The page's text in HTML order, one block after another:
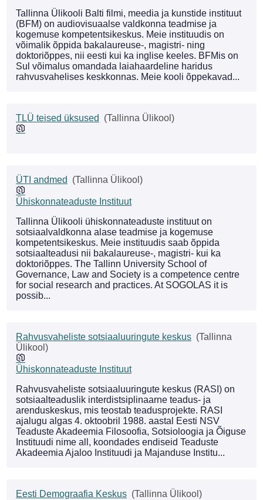
Tallinna Ülikooli Balti filmi, meedia ja kunstide instituut
(BFM) on audiovisuaalse valdkonna teadmise ja
kogemuse kompetentsikeskus. Meie instituudis on
võimalik õppida bakalaureuse-, magistri- ning
doktoriõppes, nii eesti kui ka inglise keeles. BFMis on
Sul võimalus omandada laiahaardeline haridus
rahvusvahelises keskkonnas. Meie kooli õppekavad...
TLÜ teised üksused (Tallinna Ülikool)
ÜTI andmed (Tallinna Ülikool)
Ühiskonnateaduste Instituut
Tallinna Ülikooli ühiskonnateaduste instituut on
sotsiaalvaldkonna alase teadmise ja kogemuse
kompetentsikeskus. Meie instituudis saab õppida
sotsiaalteadusi nii bakalaureuse-, magistri- kui ka
doktoriõppes. The Tallinn University School of
Governance, Law and Society is a competence centre
for social research and practices. At SOGOLAS it is
possib...
Rahvusvaheliste sotsiaaluuringute keskus (Tallinna
Ülikool)
Ühiskonnateaduste Instituut
Rahvusvaheliste sotsiaaluuringute keskus (RASI) on
sotsiaalteaduslik interdistsiplinaarne teadus- ja
arenduskeskus, mis teostab teadusprojekte. RASI
ajalugu algas 4. oktoobril 1988. aastal Eesti NSV
Teaduste Akadeemia Filosoofia, Sotsioloogia ja Õiguse
Instituudi nime all, koondades endiseid Teaduste
Akadeemia Ajaloo Instituudi ja Majanduse Institu...
Eesti Demograafia Keskus (Tallinna Ülikool)